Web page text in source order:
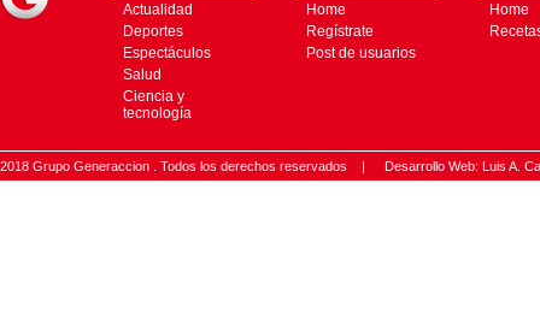
Actualidad
Deportes
Espectáculos
Salud
Ciencia y
tecnología
Home
Regístrate
Post de usuarios
Home
2018 Grupo Generaccion . Todos los derechos reservados | Desarrollo Web: Luis